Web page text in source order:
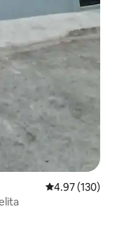
औसत रेटिंग 5 में से
4.97 (130)